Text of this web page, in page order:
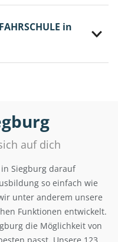
in
auf dich
in Siegburg darauf
so einfach wie
unter anderem unsere
Funktionen entwickelt.
die Möglichkeit von